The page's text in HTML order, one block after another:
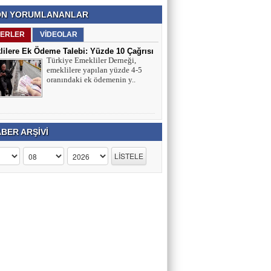
YORUMLANANLAR
VİDEOLAR
Ek Ödeme Talebi: Yüzde 10 Çağrısı
Türkiye Emekliler Derneği,
emeklilere yapılan yüzde 4-5
oranındaki ek ödemenin y..
ARŞİVİ